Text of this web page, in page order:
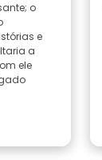
o
e
a
ele